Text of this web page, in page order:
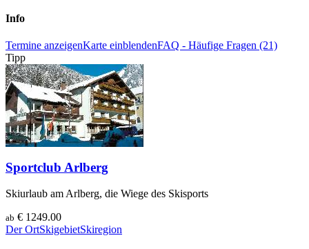
Info
Termine anzeigenKarte einblendenFAQ - Häufige Fragen (21)
Tipp
Sportclub Arlberg
Skiurlaub am Arlberg, die Wiege des Skisports
ab € 1249.00
Der OrtSkigebietSkiregion